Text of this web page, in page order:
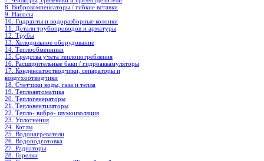
8. Виброкомпенсаторы / гибкие вставки
9. Насосы
10. Гидранты и водоразборные колонки
11. Детали трубопроводов и арматуры
12. Трубы
13. Холодильное oборудование
14. Теплообменники
15. Средства учета теплопотребления
16. Расширительные баки / гидроаккамуляторы
17. Конденсатоотводчики, сепараторы и
воздухоотводчики
18. Счетчики воды, газа и тепла
19. Теплоавтоматика
20. Теплогенераторы
21. Тепловентиляторы
22. Тепло- вибро- шумоизоляция
23. Уплотнения
24. Котлы
25. Водонагреватели
26. Водоподготовка
27. Радиаторы
28. Горелки